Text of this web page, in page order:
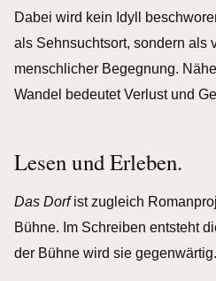
Dabei wird kein Idyll
als Sehnsuchtsort, sondern als
menschlicher Begegnung.
Wandel bedeutet Verlust und
Lesen und Erleben.
Das Dorfist zugleich
Bühne. Im Schreiben entsteht
der Bühne wird sie gegenwärtig.